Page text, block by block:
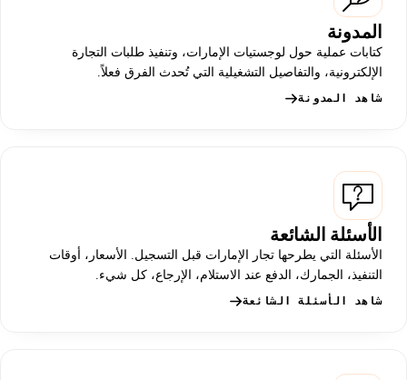
المدونة
كتابات عملية حول لوجستيات الإمارات، وتنفيذ طلبات التجارة
الإلكترونية، والتفاصيل التشغيلية التي تُحدث الفرق فعلاً.
شاهد المدونة
الأسئلة الشائعة
الأسئلة التي يطرحها تجار الإمارات قبل التسجيل. الأسعار، أوقات
التنفيذ، الجمارك، الدفع عند الاستلام، الإرجاع، كل شيء.
شاهد الأسئلة الشائعة